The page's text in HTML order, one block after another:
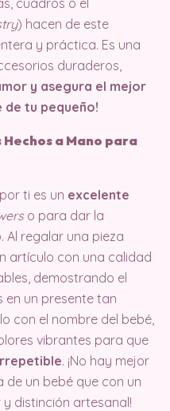
) hacen de este
y práctica. Es una
duraderos,
y asegura el mejor
de tu pequeño!
Hechos a Mano para
ti es un excelente
o para dar la
Al regalar una pieza
artículo con una calidad
demostrando el
en un presente tan
con el nombre del bebé,
vibrantes para que
. ¡No hay mejor
un bebé que con un
distinción artesanal!